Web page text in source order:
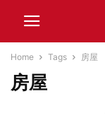
Home Tags 房屋
房屋